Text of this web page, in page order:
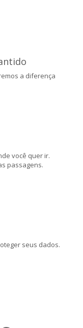
a diferença
você quer ir.
passagens.
seus dados.